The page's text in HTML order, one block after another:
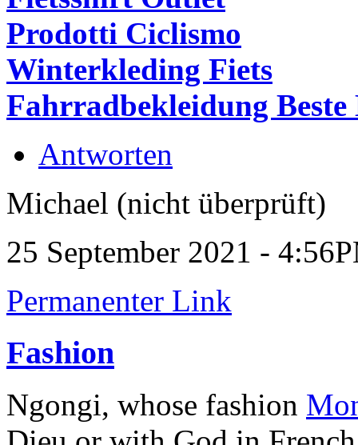
Prodotti Ciclismo
Winterkleding Fiets
Fahrradbekleidung Beste
Antworten
Michael (nicht überprüft)
25 September 2021 -
Permanenter Link
Fashion
Ngongi, whose fashion